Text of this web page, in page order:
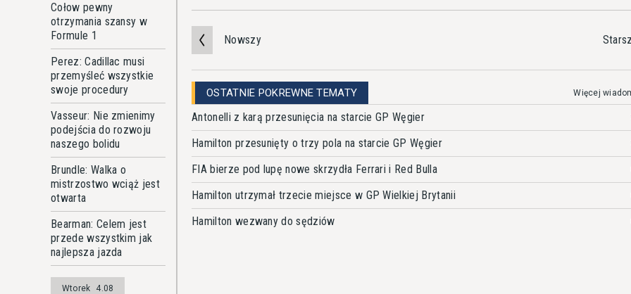
Cołow pewny
otrzymania szansy w
Formule 1
Perez: Cadillac musi
przemyśleć wszystkie
swoje procedury
Vasseur: Nie zmienimy
podejścia do rozwoju
naszego bolidu
Brundle: Walka o
mistrzostwo wciąż jest
otwarta
Bearman: Celem jest
przede wszystkim jak
najlepsza jazda
Wtorek 4.08
Nowszy
OSTATNIE POKREWNE TEMATY Więcej
Antonelli z karą przesunięcia na starcie GP Węgier
Hamilton przesunięty o trzy pola na starcie GP Węgier
FIA bierze pod lupę nowe skrzydła Ferrari i Red Bulla
Hamilton utrzymał trzecie miejsce w GP Wielkiej Brytanii
Hamilton wezwany do sędziów